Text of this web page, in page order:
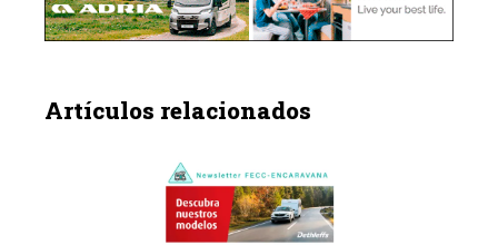
Artículos relacionados